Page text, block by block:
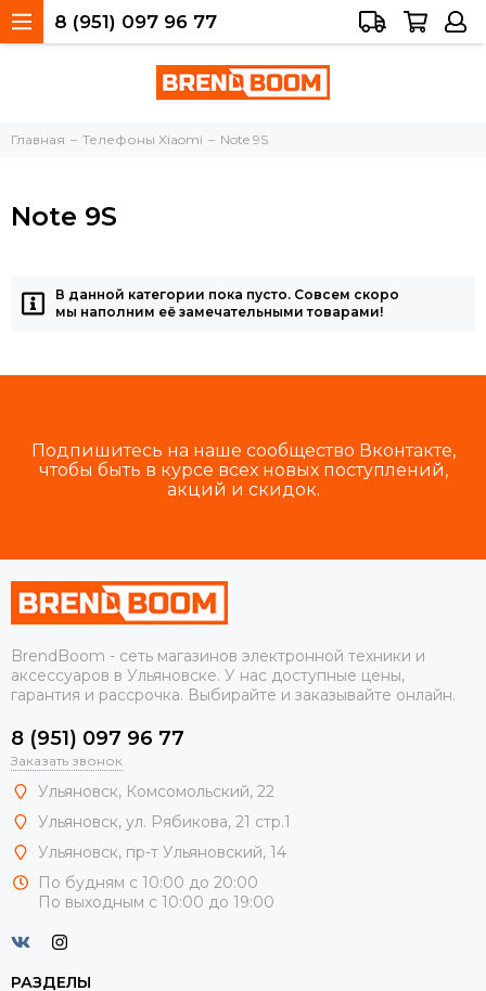
Тольятти, 40 лет Победы, 34а
8 (951) 097 96 77
Главная Телефоны Xiaomi Note 9S
Note 9S
В данной категории пока пусто. Совсем скоро
мы наполним её замечательными товарами!
Подпишитесь на наше сообщество Вконтакте,
чтобы быть в курсе всех новых поступлений,
акций и скидок.
BrendBoom - сеть магазинов электронной техники и
аксессуаров в Ульяновске. У нас доступные цены,
гарантия и рассрочка. Выбирайте и заказывайте онлайн.
8 (951) 097 96 77
Заказать звонок
Ульяновск, Комсомольский, 22
Ульяновск, ул. Рябикова, 21 стр.1
Ульяновск, пр-т Ульяновский, 14
По будням с 10:00 до 20:00
По выходным с 10:00 до 19:00
РАЗДЕЛЫ